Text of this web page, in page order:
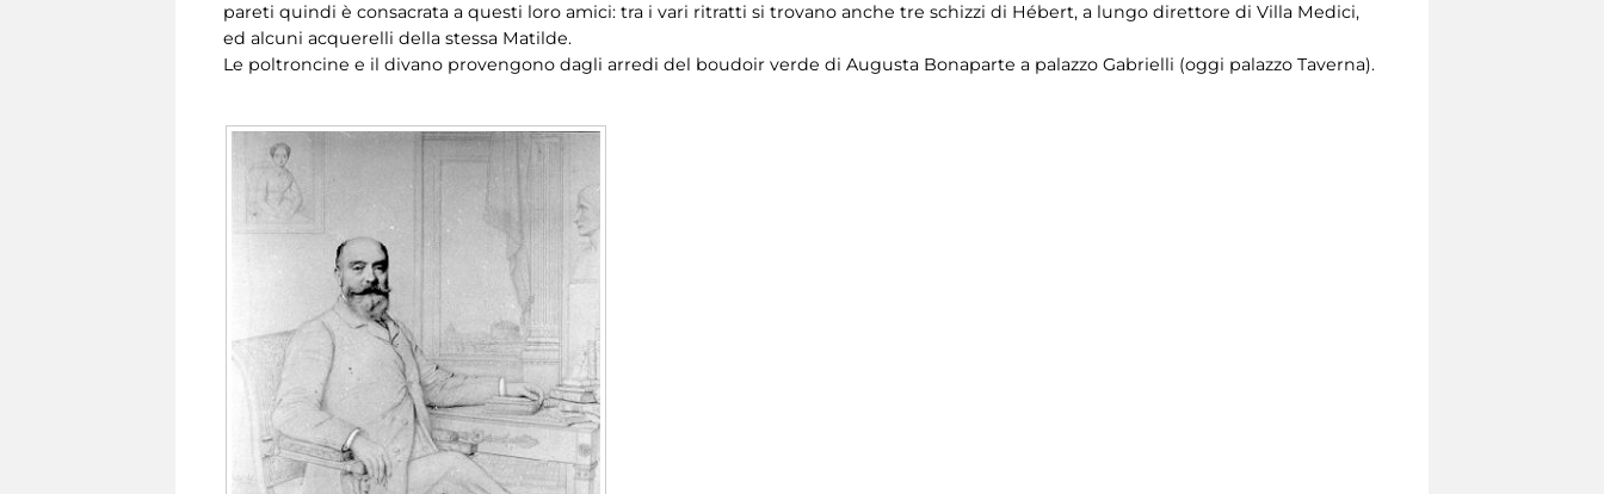
pareti quindi è consacrata a questi loro amici: tra i vari ritratti si trovano anche tre schizzi di Hébert, a lungo direttore di Villa Medici,
ed alcuni acquerelli della stessa Matilde.
Le poltroncine e il divano provengono dagli arredi del boudoir verde di Augusta Bonaparte a palazzo Gabrielli (oggi palazzo Taverna).